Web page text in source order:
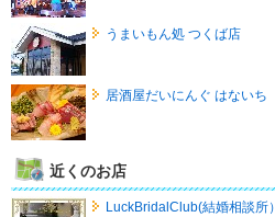
うまいもん処 つくば店
居酒屋だいにんぐ はないち
近くのお店
LuckBridalClub(結婚相談所）